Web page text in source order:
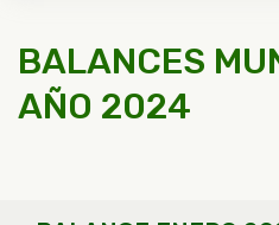
BALANCES
AÑO 2024